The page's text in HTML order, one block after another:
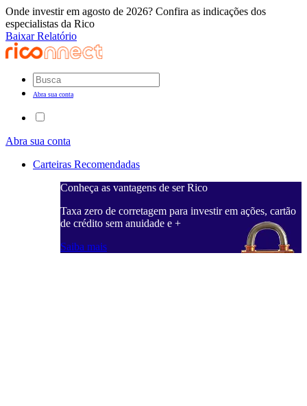
Onde investir em agosto de 2026? Confira as indicações dos
especialistas da Rico
Baixar Relatório
Abra sua conta
Abra sua conta
Carteiras Recomendadas
Conheça as vantagens de ser Rico
Taxa zero de corretagem para investir em ações, cartão
de crédito sem anuidade e +
Saiba mais